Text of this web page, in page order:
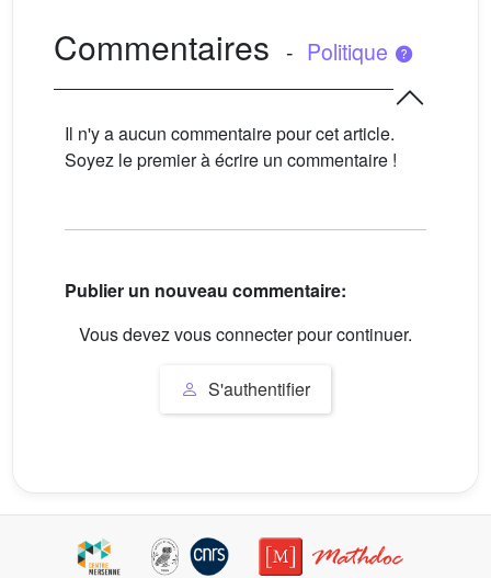
Commentaires - Politique
Il n'y a aucun commentaire pour cet article.
Soyez le premier à écrire un commentaire !
Publier un nouveau commentaire:
Vous devez vous connecter pour continuer.
S'authentifier